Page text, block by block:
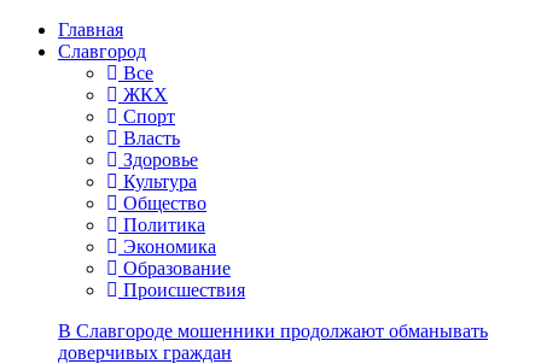
Главная
Славгород
Все
ЖКХ
Спорт
Власть
Здоровье
Культура
Общество
Политика
Экономика
Образование
Происшествия
В Славгороде мошенники продолжают обманывать
доверчивых граждан